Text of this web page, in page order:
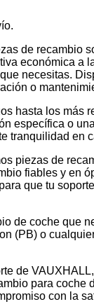
de recambio
económica a
necesitas.
o
hasta los más
específica o
tranquilidad en
piezas de
fiables y en
que tu
de coche que
(PB) o
de
para coche
con la